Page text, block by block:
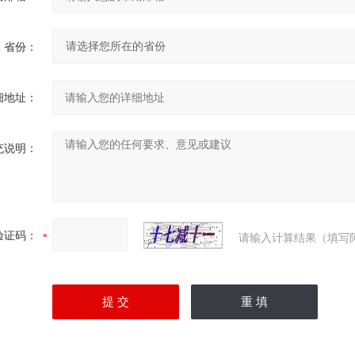
省份：
址：
明：
证码： 请输入计算结果（填写